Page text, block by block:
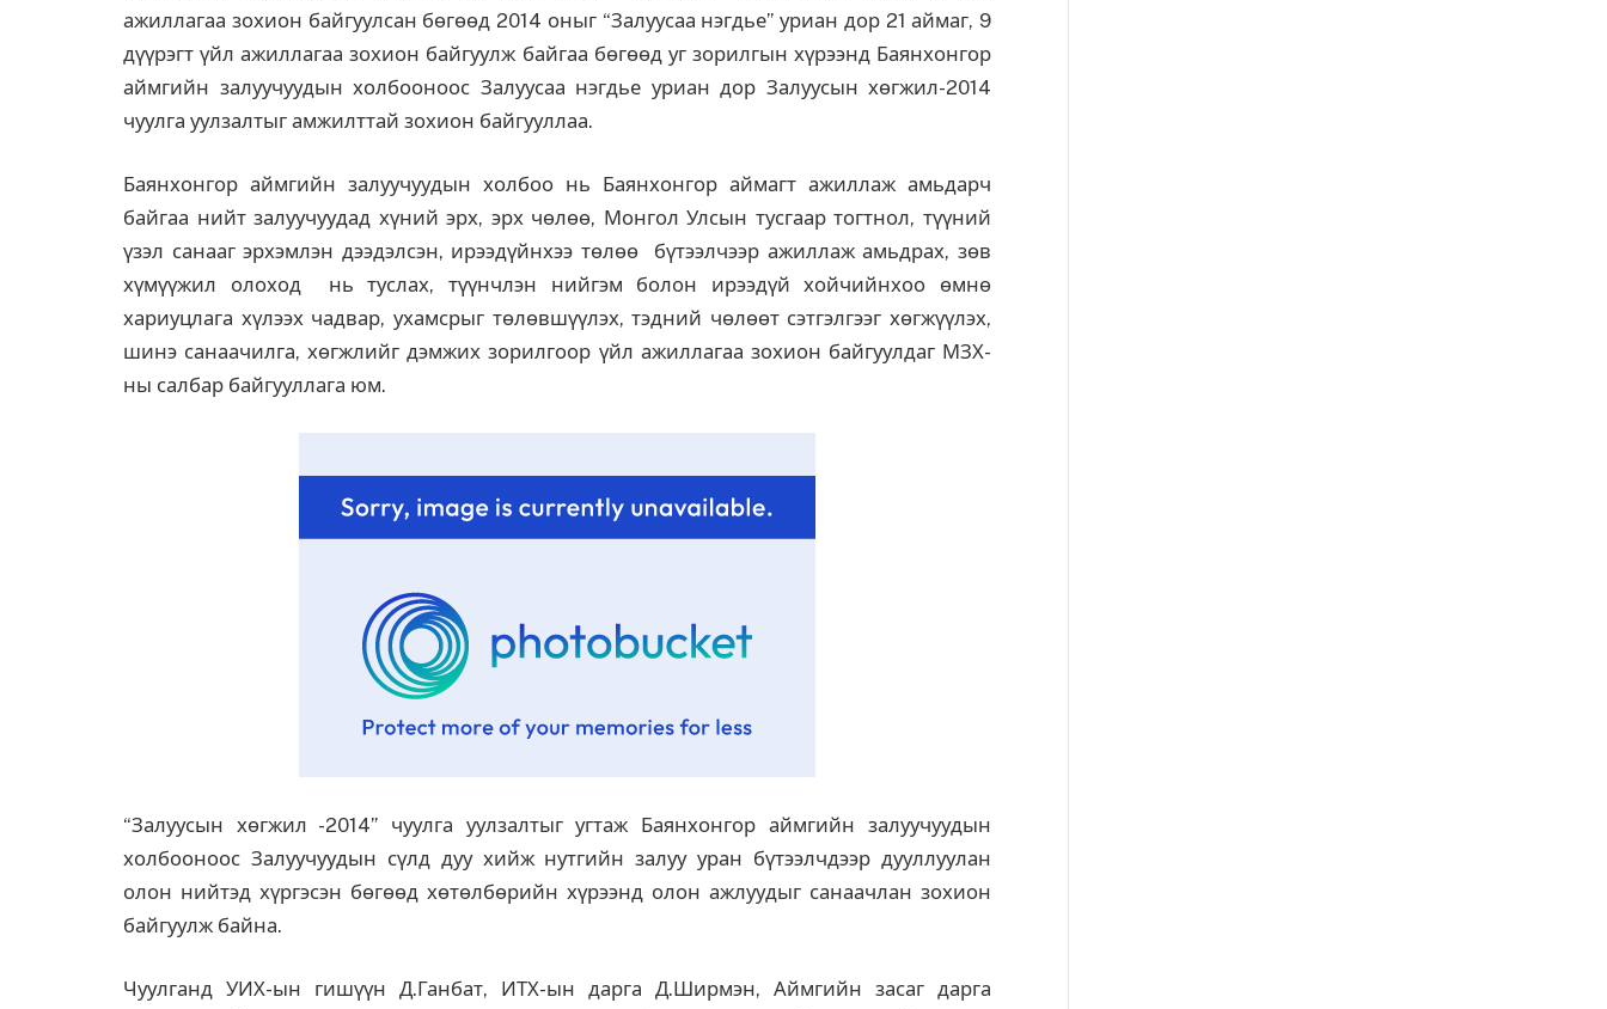
ажиллагаа зохион байгуулсан бөгөөд 2014 оныг “Залуусаа нэгдье” уриан дор 21 аймаг, 9
дүүрэгт үйл ажиллагаа зохион байгуулж байгаа бөгөөд уг зорилгын хүрээнд Баянхонгор
аймгийн залуучуудын холбооноос Залуусаа нэгдье уриан дор Залуусын хөгжил-2014
чуулга уулзалтыг амжилттай зохион байгууллаа.
Баянхонгор аймгийн залуучуудын холбоо нь Баянхонгор аймагт ажиллаж амьдарч
байгаа нийт залуучуудад хүний эрх, эрх чөлөө, Монгол Улсын тусгаар тогтнол, түүний
үзэл санааг эрхэмлэн дээдэлсэн, ирээдүйнхээ төлөө бүтээлчээр ажиллаж амьдрах, зөв
хүмүүжил олоход нь туслах, түүнчлэн нийгэм болон ирээдүй хойчийнхоо өмнө
хариуцлага хүлээх чадвар, ухамсрыг төлөвшүүлэх, тэдний чөлөөт сэтгэлгээг хөгжүүлэх,
шинэ санаачилга, хөгжлийг дэмжих зорилгоор үйл ажиллагаа зохион байгуулдаг МЗХ-
ны салбар байгууллага юм.
“Залуусын хөгжил -2014” чуулга уулзалтыг угтаж Баянхонгор аймгийн залуучуудын
холбооноос Залуучуудын сүлд дуу хийж нутгийн залуу уран бүтээлчдээр дууллуулан
олон нийтэд хүргэсэн бөгөөд хөтөлбөрийн хүрээнд олон ажлуудыг санаачлан зохион
байгуулж байна.
Чуулганд УИХ-ын гишүүн Д.Ганбат, ИТХ-ын дарга Д.Ширмэн, Аймгийн засаг дарга